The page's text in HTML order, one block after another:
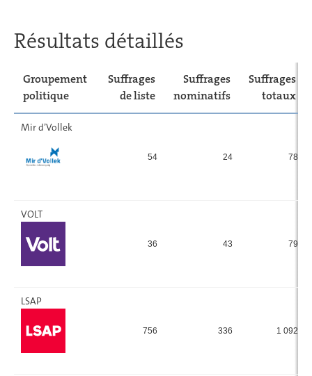
PIRATEN 7,08 -
Résultats détaillés
Groupement
politique
Suffrages
de liste
Suffrages
nominatifs
Suffrages
totaux
Mir d’Vollek
54 24 78
VOLT
36 43 79
LSAP
756 336 1 092